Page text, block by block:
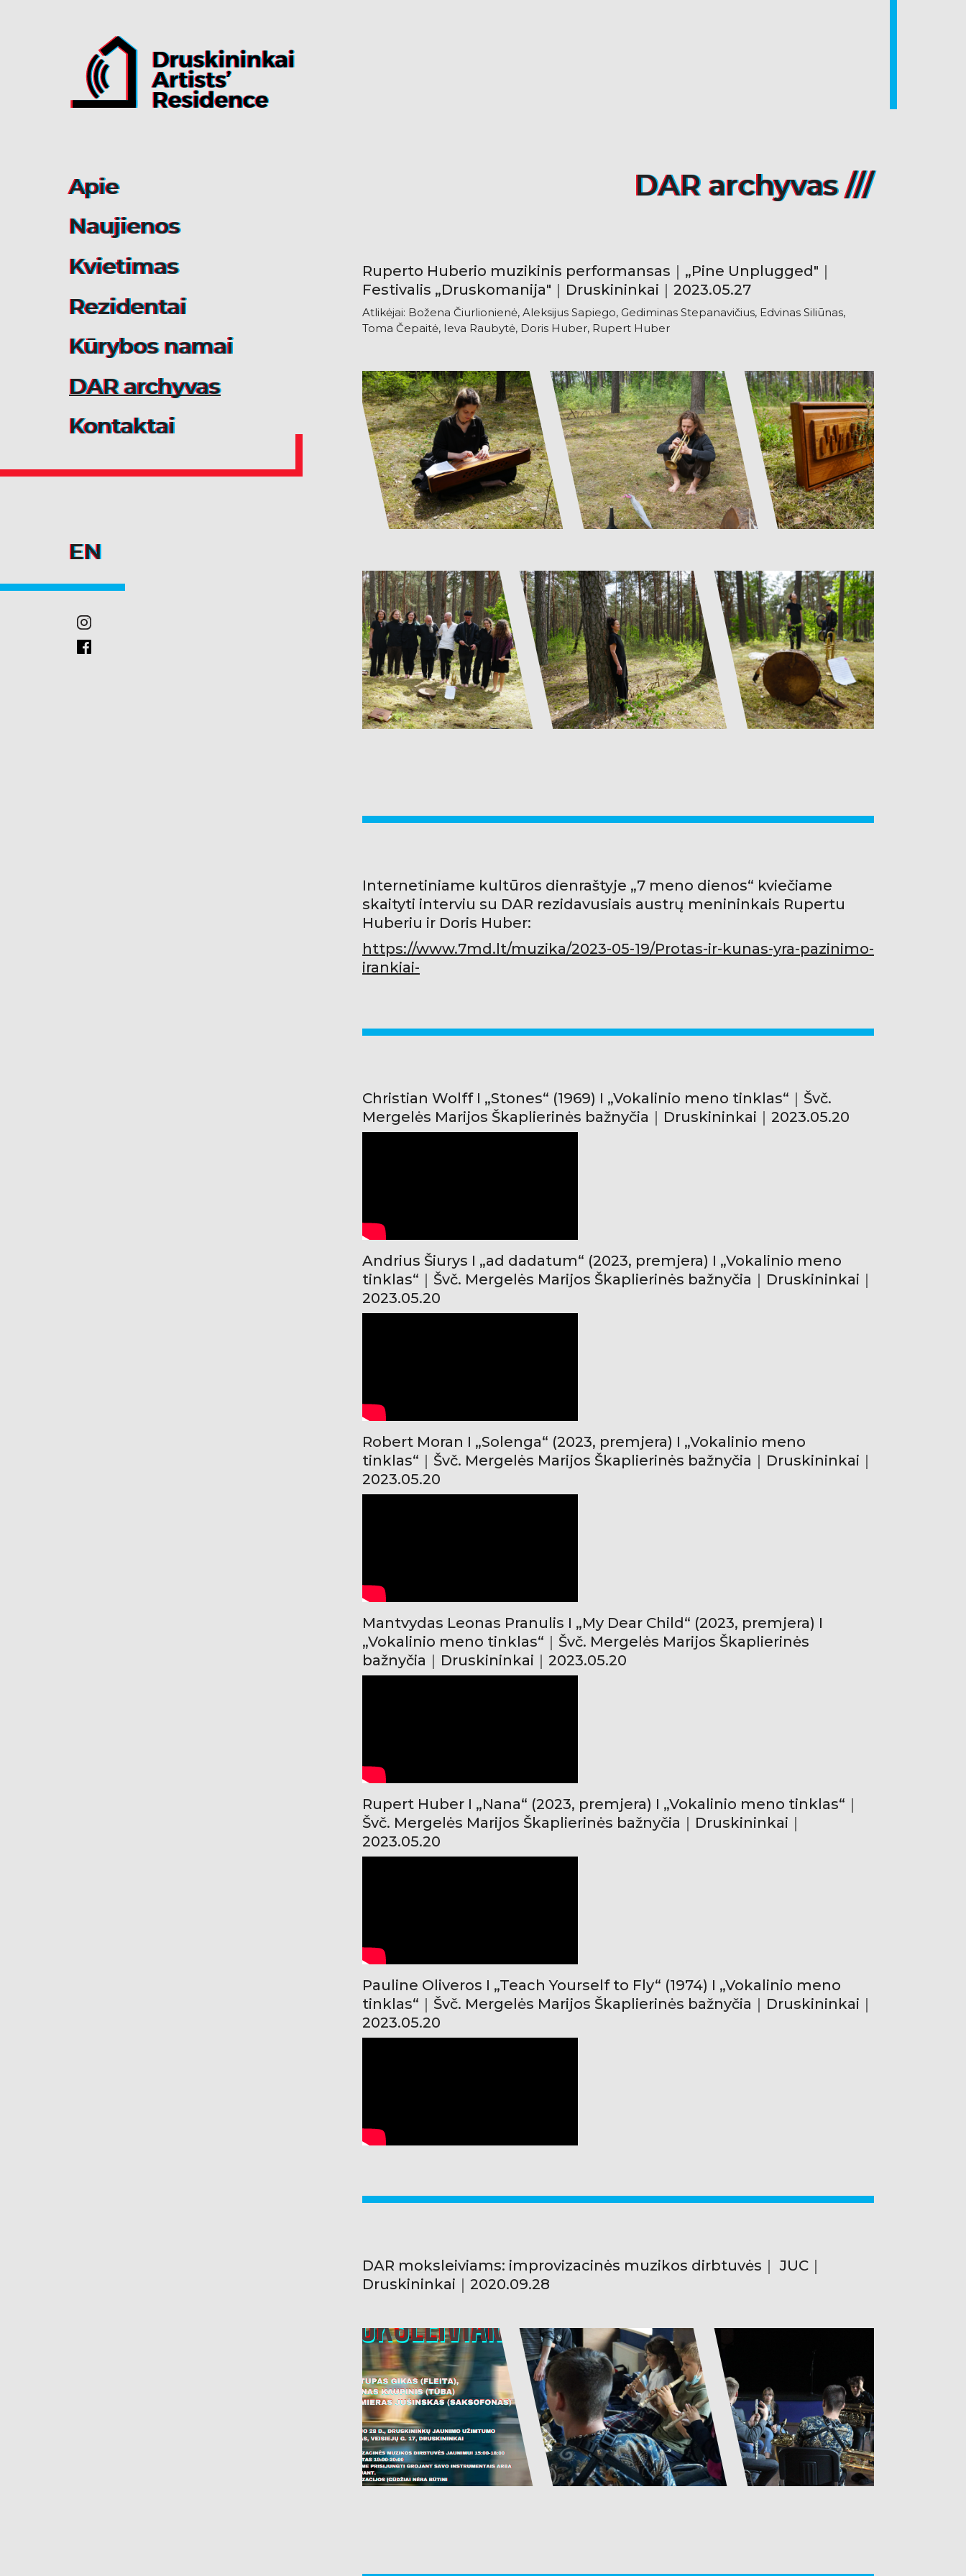
Apie
Naujienos
Kvietimas
Rezidentai
Kūrybos namai
DAR archyvas
Kontaktai
EN
DAR archyvas ///
Ruperto Huberio muzikinis performansas｜„Pine Unplugged"｜
Festivalis „Druskomanija"｜Druskininkai｜2023.05.27
Atlikėjai: Božena Čiurlionienė, Aleksijus Sapiego, Gediminas Stepanavičius, Edvinas Siliūnas,
Toma Čepaitė, Ieva Raubytė, Doris Huber, Rupert Huber
Internetiniame kultūros dienraštyje „7 meno dienos“ kviečiame
skaityti interviu su DAR rezidavusiais austrų menininkais Rupertu
Huberiu ir Doris Huber:
https://www.7md.lt/muzika/2023-05-19/Protas-ir-kunas-yra-pazinimo-
irankiai-
Christian Wolff I „Stones“ (1969) I „Vokalinio meno tinklas“｜Švč.
Mergelės Marijos Škaplierinės bažnyčia｜Druskininkai｜2023.05.20
Andrius Šiurys I „ad dadatum“ (2023, premjera) I „Vokalinio meno
tinklas“｜Švč. Mergelės Marijos Škaplierinės bažnyčia｜Druskininkai｜
2023.05.20
Robert Moran I „Solenga“ (2023, premjera) I „Vokalinio meno
tinklas“｜Švč. Mergelės Marijos Škaplierinės bažnyčia｜Druskininkai｜
2023.05.20
Mantvydas Leonas Pranulis I „My Dear Child“ (2023, premjera) I
„Vokalinio meno tinklas“｜Švč. Mergelės Marijos Škaplierinės
bažnyčia｜Druskininkai｜2023.05.20
Rupert Huber I „Nana“ (2023, premjera) I „Vokalinio meno tinklas“｜
Švč. Mergelės Marijos Škaplierinės bažnyčia｜Druskininkai｜
2023.05.20
Pauline Oliveros I „Teach Yourself to Fly“ (1974) I „Vokalinio meno
tinklas“｜Švč. Mergelės Marijos Škaplierinės bažnyčia｜Druskininkai｜
2023.05.20
DAR moksleiviams: improvizacinės muzikos dirbtuvės｜ JUC｜
Druskininkai｜2020.09.28